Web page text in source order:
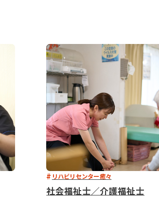
リハビリセンター癒々
社会福祉士／介護福祉士